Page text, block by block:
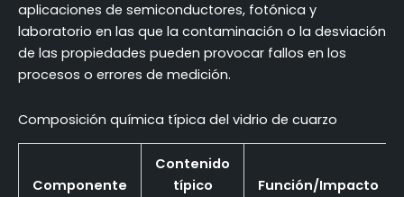
aplicaciones de semiconductores, fotónica y
laboratorio en las que la contaminación o la desviación
de las propiedades pueden provocar fallos en los
procesos o errores de medición.
Composición química típica del vidrio de cuarzo
Componente
Contenido
típico
Función/Impacto